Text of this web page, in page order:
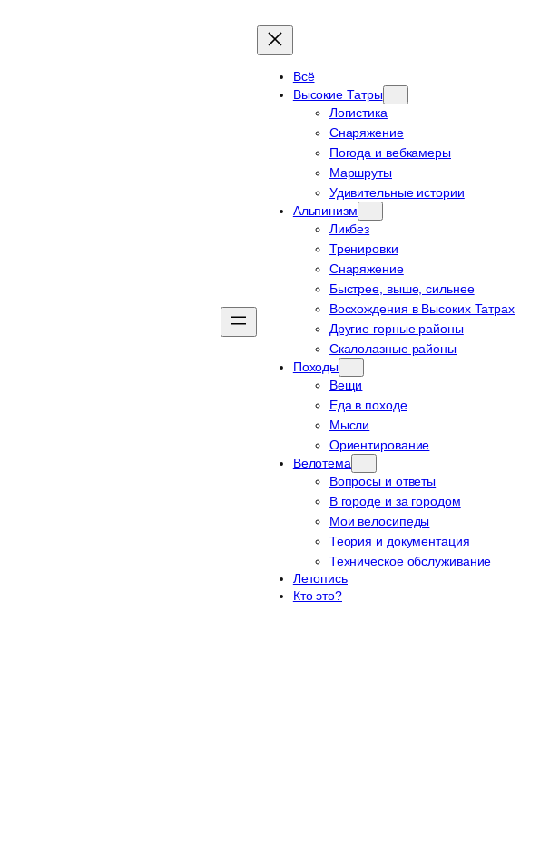
Всё
Высокие Татры
Логистика
Снаряжение
Погода и вебкамеры
Маршруты
Удивительные истории
Альпинизм
Ликбез
Тренировки
Снаряжение
Быстрее, выше, сильнее
Восхождения в Высоких Татрах
Другие горные районы
Скалолазные районы
Походы
Вещи
Еда в походе
Мысли
Ориентирование
Велотема
Вопросы и ответы
В городе и за городом
Мои велосипеды
Теория и документация
Техническое обслуживание
Летопись
Кто это?